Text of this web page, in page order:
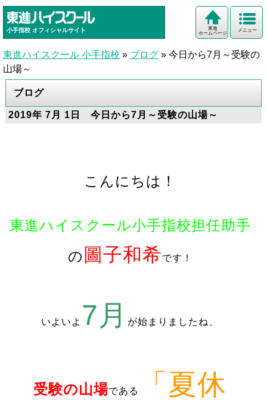
小手指校 オフィシャルサイト メニュー
東進
ホームページ
東進ハイスクール 小手指校 » ブログ » 今日から7月～受験の
山場～
ブログ
2019年 7月 1日 今日から7月～受験の山場～
こんにちは！
東進ハイスクール小手指校担任助手
の 圖子和希です！
いよいよ 7月 が始まりましたね、
受験の山場である
「夏休